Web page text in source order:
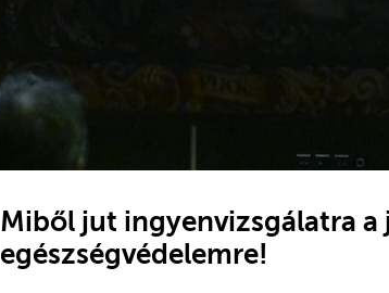
Miből jut ingyenvizsgálatra a
egészségvédelemre!